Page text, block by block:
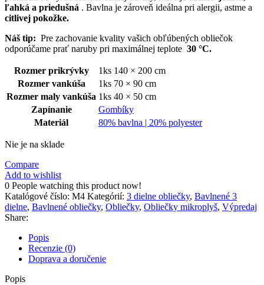
ľahká a priedušná . Bavlna je zároveň ideálna pri alergii, astme a
citlivej pokožke.
Náš tip: Pre zachovanie kvality vašich obľúbených obliečok
odporúčame prať naruby pri maximálnej teplote 30 °C.
Rozmer prikrývky
1ks 140 × 200 cm
Rozmer vankúša
1ks 70 × 90 cm
Rozmer maly vankúša 1ks 40 × 50 cm
Zapínanie
Gombíky
Materiál
80% bavlna | 20% polyester
Nie je na sklade
Compare
Add to wishlist
0 People watching this product now!
Katalógové číslo: M4 Kategórií: 3 dielne obliečky, Bavlnené 3
dielne, Bavlnené obliečky, Obliečky, Obliečky mikroplyš, Výpredaj
Share:
Popis
Recenzie (0)
Doprava a doručenie
Popis